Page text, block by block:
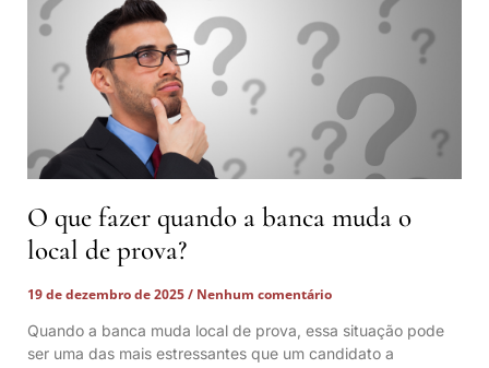
O que fazer quando a banca muda o
local de prova?
19 de dezembro de 2025
Nenhum comentário
Quando a banca muda local de prova, essa situação pode
ser uma das mais estressantes que um candidato a